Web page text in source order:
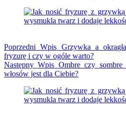
PoprzedniWpis Grzywka a
fryzurę i czy w ogóle warto?
NastępnyWpis Ombre czy
włosów jest dla Ciebie?